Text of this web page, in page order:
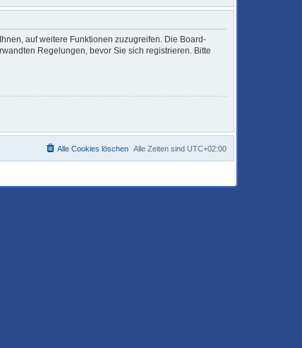
auf weitere Funktionen zuzugreifen. Die Board-
Regelungen, bevor Sie sich registrieren. Bitte
Alle Zeiten sind UTC+02:00
Alle Cookies löschen